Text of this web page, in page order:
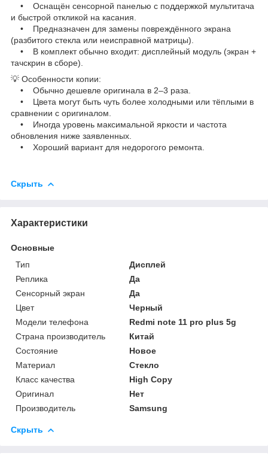
• Оснащён сенсорной панелью с поддержкой мультитача
и быстрой откликой на касания.
• Предназначен для замены повреждённого экрана
(разбитого стекла или неисправной матрицы).
• В комплект обычно входит: дисплейный модуль (экран +
тачскрин в сборе).
💡 Особенности копии:
• Обычно дешевле оригинала в 2–3 раза.
• Цвета могут быть чуть более холодными или тёплыми в
сравнении с оригиналом.
• Иногда уровень максимальной яркости и частота
обновления ниже заявленных.
• Хороший вариант для недорогого ремонта.
Скрыть
Характеристики
Основные
Тип
Дисплей
Реплика
Да
Сенсорный экран
Да
Цвет
Черный
Модели телефона
Redmi note 11 pro plus 5g
Страна производитель
Китай
Состояние
Новое
Материал
Стекло
Класс качества
High Copy
Оригинал
Нет
Производитель
Samsung
Скрыть